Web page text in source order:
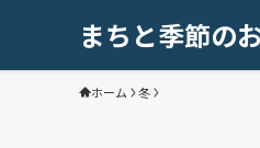
まちと季節の
ホーム 冬